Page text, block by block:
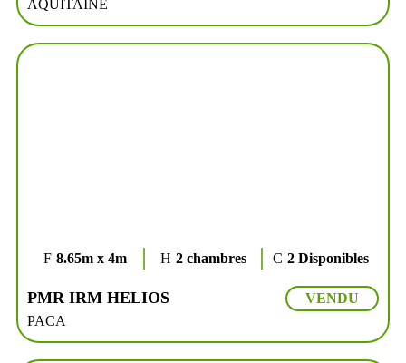
AQUITAINE
8.65m x 4m 2 chambres 2 Disponibles
PMR IRM HELIOS
PACA
VENDU